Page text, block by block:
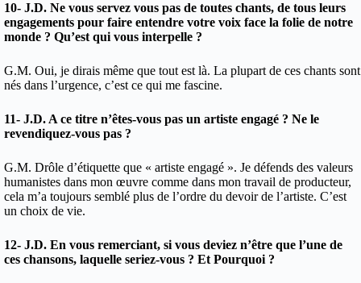
10- J.D. Ne vous servez vous pas de toutes chants, de tous leurs
engagements pour faire entendre votre voix face la folie de notre
monde ? Qu’est qui vous interpelle ?
G.M. Oui, je dirais même que tout est là. La plupart de ces chants sont
nés dans l’urgence, c’est ce qui me fascine.
11- J.D. A ce titre n’êtes-vous pas un artiste engagé ? Ne le
revendiquez-vous pas ?
G.M. Drôle d’étiquette que « artiste engagé ». Je défends des valeurs
humanistes dans mon œuvre comme dans mon travail de producteur,
cela m’a toujours semblé plus de l’ordre du devoir de l’artiste. C’est
un choix de vie.
12- J.D. En vous remerciant, si vous deviez n’être que l’une de
ces chansons, laquelle seriez-vous ? Et Pourquoi ?